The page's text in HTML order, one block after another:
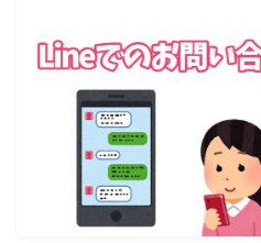
聞こえの改善と補聴器のFAQ
お客様の声
取り扱い補聴器